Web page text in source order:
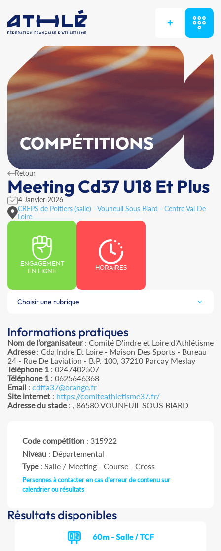
+
COMPÉTITIONS
Retour
Meeting Cd37 U18 Et Plus
4 Janvier 2026
CREPS de Poitiers (salle) - Vouneuil Sous Biard - Centre Val De
Loire
ENGAGEMENT
EN LIGNE
HORAIRES
Choisir une rubrique
Informations pratiques
Nom de l’organisateur: Comité D'indre et Loire d'Athlétisme
Adresse: Cda Indre Et Loire - Maison Des Sports - Bureau
24 - Rue De Laviation - B.P. 100, 37210 Parcay Meslay
Téléphone 1 : 0247402507
Téléphone 1 : 0625646368
Email : cdffa37@orange.fr
Site internet : https://comiteathletisme37.fr/
Adresse du stade: , 86580 VOUNEUIL SOUS BIARD
Code compétition : 315922
Niveau : Départemental
Type: Salle / Meeting - Course - Cross
Personnes à contacter en cas d'erreur de contenu sur
calendrier ou résultats
Résultats disponibles
60m - Salle / TCF